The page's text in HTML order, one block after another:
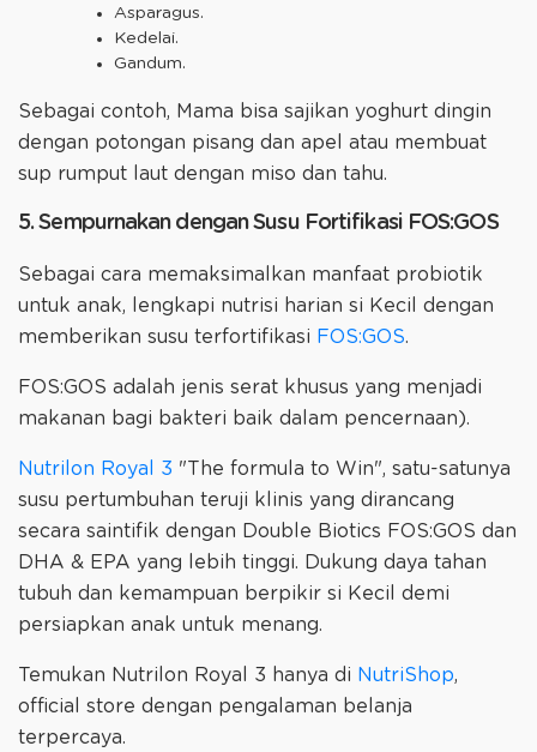
Asparagus.
Kedelai.
Gandum.
Sebagai contoh, Mama bisa sajikan yoghurt dingin
dengan potongan pisang dan apel atau membuat
sup rumput laut dengan miso dan tahu.
5. Sempurnakan dengan Susu Fortifikasi FOS:GOS
Sebagai cara memaksimalkan manfaat probiotik
untuk anak, lengkapi nutrisi harian si Kecil dengan
memberikan susu terfortifikasi FOS:GOS.
FOS:GOS adalah jenis serat khusus yang menjadi
makanan bagi bakteri baik dalam pencernaan).
Nutrilon Royal 3 "The formula to Win", satu-satunya
susu pertumbuhan teruji klinis yang dirancang
secara saintifik dengan Double Biotics FOS:GOS dan
DHA & EPA yang lebih tinggi. Dukung daya tahan
tubuh dan kemampuan berpikir si Kecil demi
persiapkan anak untuk menang.
Temukan Nutrilon Royal 3 hanya di NutriShop,
official store dengan pengalaman belanja
terpercaya.